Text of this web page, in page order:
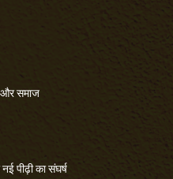
समाज
पीढ़ी का संघर्ष